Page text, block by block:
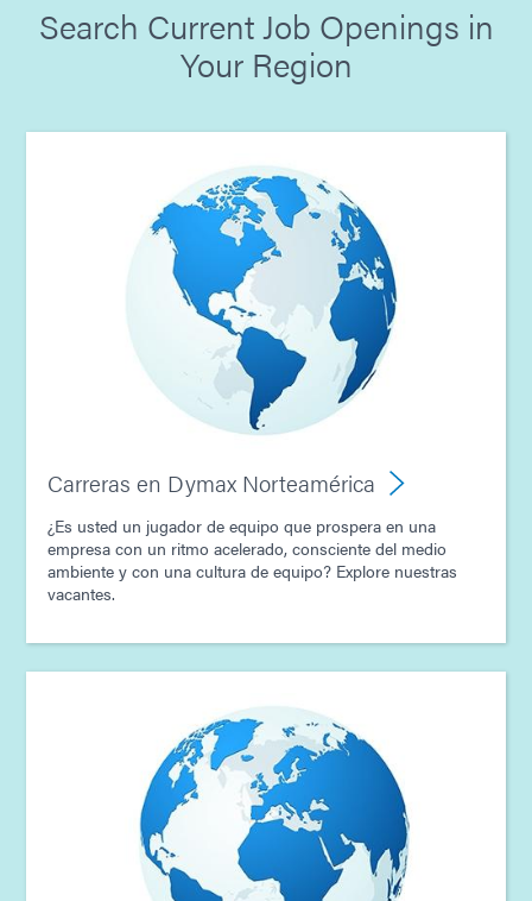
Search Current Job Openings in
Your Region
Carreras en Dymax Norteamérica
¿Es usted un jugador de equipo que prospera en una
empresa con un ritmo acelerado, consciente del medio
ambiente y con una cultura de equipo? Explore nuestras
vacantes.